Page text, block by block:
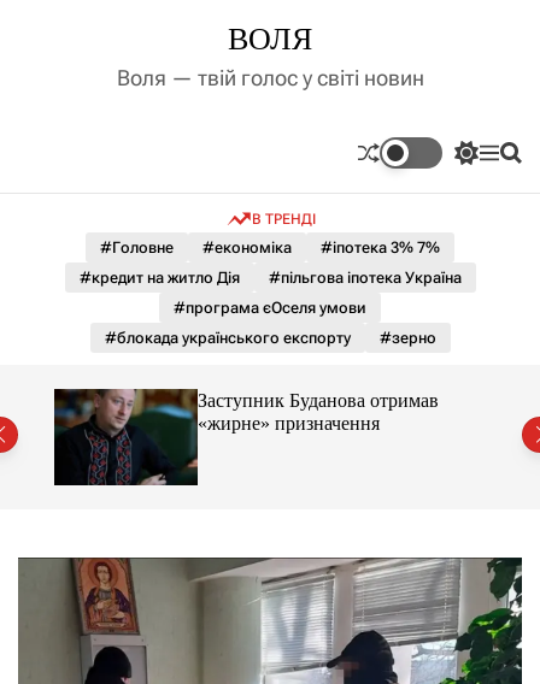
д
ВОЛЯ
Воля — твій голос у світі новин
П
м
к
к
ь
р
е
ж
и
м
у
М П
В ТРЕНДІ
#Головне #економіка
#іпотека 3% 7%
#кредит на житло Дія
#пільгова іпотека Україна
#програма єОселя умови
#блокада українського експорту
#зерно
Заступник Буданова отримав
«жирне» призначення